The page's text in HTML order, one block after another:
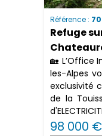
Référence :
Refuge
🏡 L’Office
les-Alpes
exclusivité
de la
98 000 €